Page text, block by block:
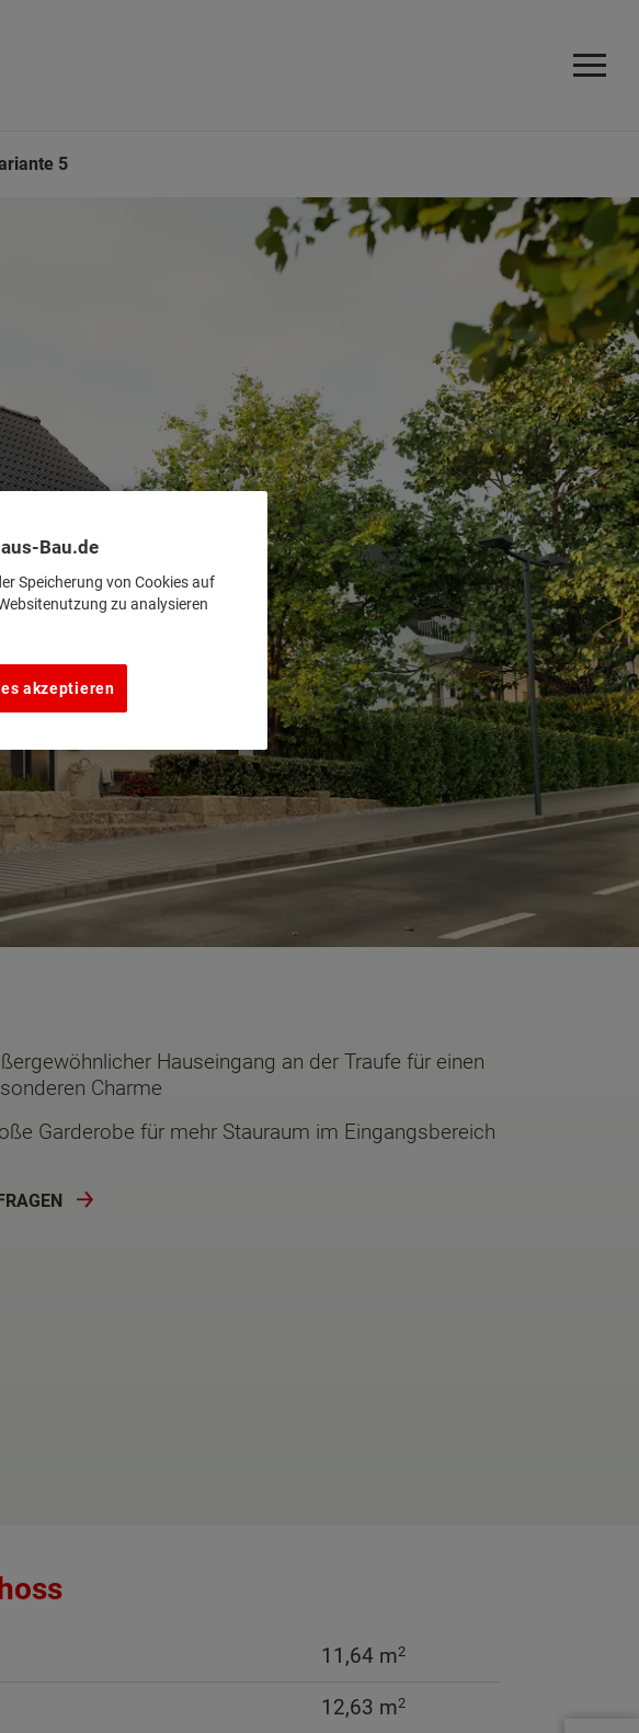
5
Hauseingang an der Traufe für einen
Charme
Garderobe für mehr Stauraum im Eingangsbereich
11,64 m2
12,63 m2
Bau.de
Speicherung von Cookies auf
zu analysieren
akzeptieren